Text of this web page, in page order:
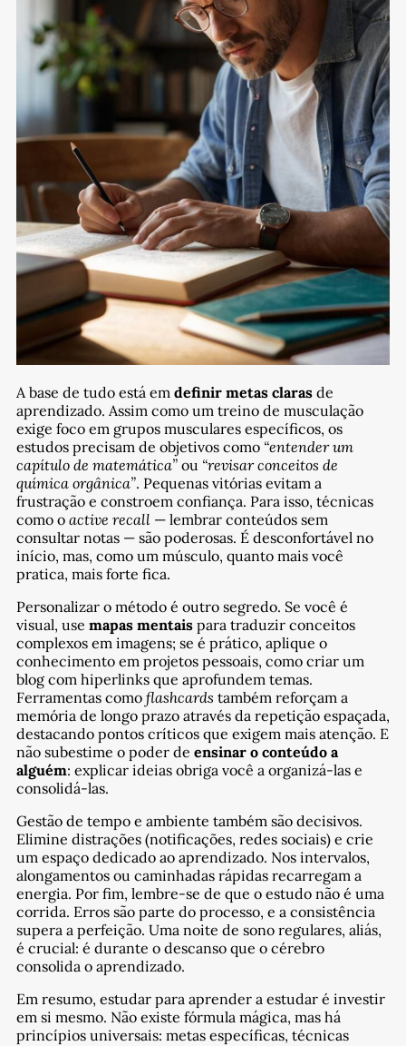
A base de tudo está em definir metas claras de
aprendizado. Assim como um treino de musculação
exige foco em grupos musculares específicos, os
estudos precisam de objetivos como “entender um
capítulo de matemática” ou “revisar conceitos de
química orgânica”. Pequenas vitórias evitam a
frustração e constroem confiança. Para isso, técnicas
como o active recall — lembrar conteúdos sem
consultar notas — são poderosas. É desconfortável no
início, mas, como um músculo, quanto mais você
pratica, mais forte fica.
Personalizar o método é outro segredo. Se você é
visual, use mapas mentais para traduzir conceitos
complexos em imagens; se é prático, aplique o
conhecimento em projetos pessoais, como criar um
blog com hiperlinks que aprofundem temas.
Ferramentas como flashcards também reforçam a
memória de longo prazo através da repetição espaçada,
destacando pontos críticos que exigem mais atenção. E
não subestime o poder de ensinar o conteúdo a
alguém: explicar ideias obriga você a organizá-las e
consolidá-las.
Gestão de tempo e ambiente também são decisivos.
Elimine distrações (notificações, redes sociais) e crie
um espaço dedicado ao aprendizado. Nos intervalos,
alongamentos ou caminhadas rápidas recarregam a
energia. Por fim, lembre-se de que o estudo não é uma
corrida. Erros são parte do processo, e a consistência
supera a perfeição. Uma noite de sono regulares, aliás,
é crucial: é durante o descanso que o cérebro
consolida o aprendizado.
Em resumo, estudar para aprender a estudar é investir
em si mesmo. Não existe fórmula mágica, mas há
princípios universais: metas específicas, técnicas